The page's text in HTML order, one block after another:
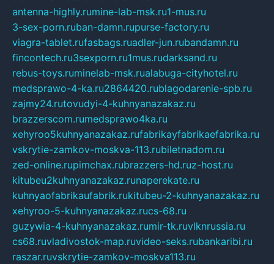
antenna-highly.rumine-lab-msk.ru1-mus.ru
3-sex-porn.ruban-damn.rupurse-factory.ru
viagra-tablet.rufasbags.ruadler-jun.rubandamn.ru
fincontech.ru3sexporn.ru1mus.rudarksand.ru
rebus-toys.ruminelab-msk.rualabuga-cityhotel.ru
medsprawo-4-ka.ru2864420.rublagodarenie-spb.ru
zajmy24.rutovudyi-4-kuhnyanazakaz.ru
brazzerscom.rumedsprawo4ka.ru
xehyroo5kuhnyanazakaz.rufabrikayfabrikaefabrika.ru
vskrytie-zamkov-moskva-113.rubiletnadom.ru
zed-online.rupimchax.rubrazzers-hd.ruz-host.ru
kitubeu2kuhnyanazakaz.runaperekate.ru
kuhnyaofabrikaufabrik.rukitubeu-2-kuhnyanazakaz.ru
xehyroo-5-kuhnyanazakaz.rucs-68.ru
guzywia-4-kuhnyanazakaz.rumir-tk.ruvlknrussia.ru
cs68.ruvladivostok-map.ruvideo-seks.rubankaribi.ru
raszar.ruvskrytie-zamkov-moskva113.ru